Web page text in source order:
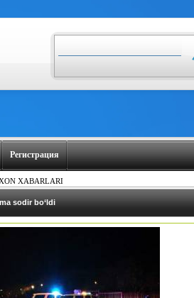
Регистрация
XABARLARI
sodir bo‘ldi